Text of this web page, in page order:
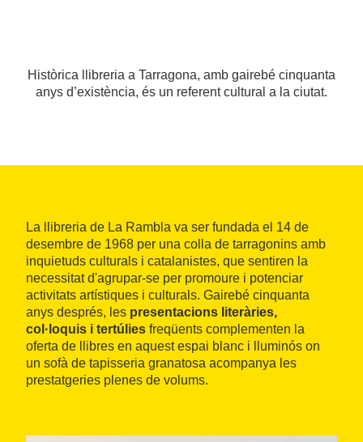
Històrica llibreria a Tarragona, amb gairebé cinquanta
anys d’existència, és un referent cultural a la ciutat.
La llibreria de La Rambla va ser fundada el 14 de
desembre de 1968 per una colla de tarragonins amb
inquietuds culturals i catalanistes, que sentiren la
necessitat d'agrupar-se per promoure i potenciar
activitats artístiques i culturals. Gairebé cinquanta
anys després, les presentacions literàries,
col·loquis i tertúlies freqüents complementen la
oferta de llibres en aquest espai blanc i lluminós on
un sofà de tapisseria granatosa acompanya les
prestatgeries plenes de volums.